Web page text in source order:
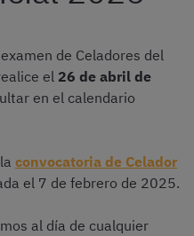
de Celadores del
el 26 de abril de
en el calendario
convocatoria de Celador
el 7 de febrero de 2025.
al día de cualquier